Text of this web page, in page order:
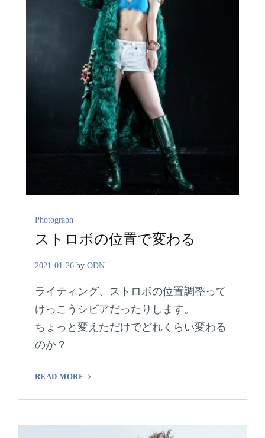
Cat
Links
Photograph
ストロボの位置で変わる
2021-01-26 by ODN
ライティング、ストロボの位置調整って
けっこうシビアだったりします。
ちょっと変えただけでどれくらい変わる
のか？
READ MORE
ロ
の